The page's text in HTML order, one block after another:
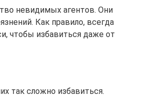
невидимых агентов. Они
Как правило, всегда
чтобы избавиться даже от
так сложно избавиться.